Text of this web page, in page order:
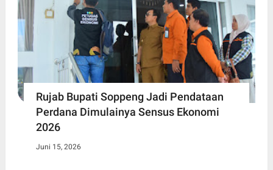
Rujab Bupati Soppeng Jadi Pendataan
Perdana Dimulainya Sensus Ekonomi
2026
Juni 15, 2026